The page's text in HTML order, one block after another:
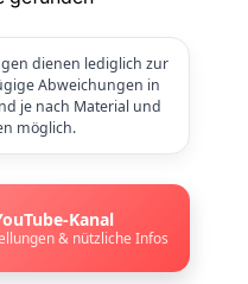
dienen lediglich zur
Abweichungen in
je nach Material und
möglich.
Kanal
& nützliche Infos